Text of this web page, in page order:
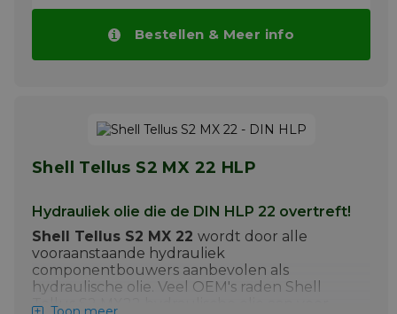
Marine hydraulische systemen
hydraulische oliegebaseerd op 'Group II'
van Shell's unieke gepatenteerde
technologie en bieden een uitzonderlijke
industriële en vele mobiele toepassingen. Ze
zijn bestand tegen hoge temperaturen en
mechanische stress en helpen zo schadelijke
afzettingen te voorkomen die invloed
hebben op de efficiëntie van het
hydraulische krachtinstallatie.
Bestellen & Meer info
Shell Tellus S2 MX 22 HLP
Hydrauliek olie die de DIN HLP 22 overtreft!
Shell Tellus S2 MX 22 wordt door alle
vooraanstaande hydrauliek
componentbouwers aanbevolen als
hydraulische olie. Veel OEM's raden Shell
Tellus S2 MX22 hydraulische olie aan voor